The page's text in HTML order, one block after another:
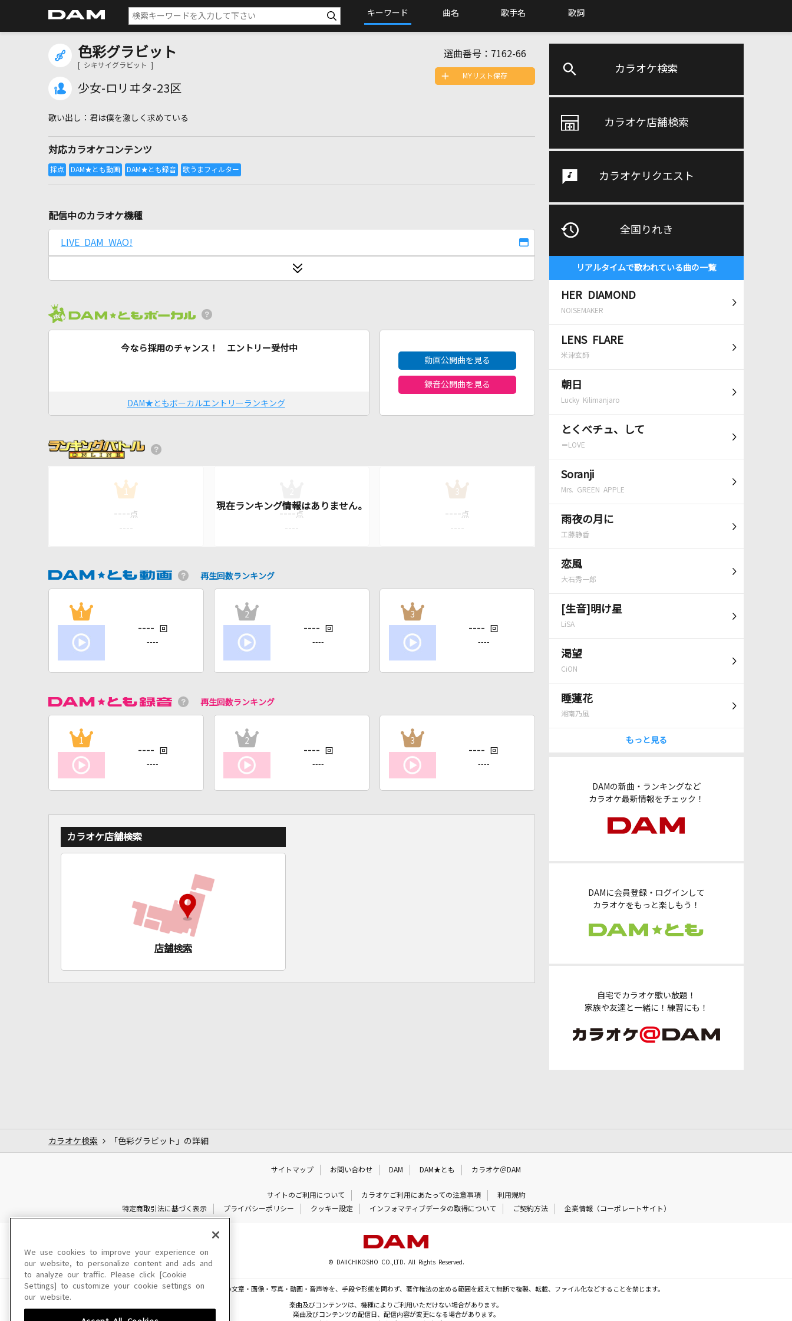
キーワード 曲名 歌手名 歌詞
カラオケ検索
カラオケ店舗検索
カラオケリクエスト
全国りれき
リアルタイムで歌われている曲の一覧
HER DIAMOND
NOISEMAKER
LENS FLARE
米津玄師
朝日
Lucky Kilimanjaro
とくべチュ、して
＝LOVE
Soranji
Mrs. GREEN APPLE
雨夜の月に
工藤静香
恋風
大石秀一郎
[生音]明け星
LiSA
渇望
CiON
睡蓮花
湘南乃風
もっと見る
DAMの新曲・ランキングなど
カラオケ最新情報をチェック！
DAMに会員登録・ログインして
カラオケをもっと楽しもう！
自宅でカラオケ歌い放題！
家族や友達と一緒に！練習にも！
色彩グラビット
[ シキサイグラビット ]
少女-ロリヰタ-23区
選曲番号： 7162-66
君は僕を激しく求めている
対応カラオケコンテンツ
MYリスト保存
配信中のカラオケ機種
LIVE DAM WAO!
今なら採用のチャンス！ エントリー受付中
DAM★ともボーカルエントリーランキング
動画公開曲を見る
録音公開曲を見る
1
---- 点
----
---- 点
----
3
---- 点
----
再生回数ランキング
1
---- 回
----
2
---- 回
----
3
---- 回
----
再生回数ランキング
1
---- 回
----
2
---- 回
----
3
---- 回
----
カラオケ店舗検索
店舗検索
カラオケ検索 「色彩グラビット」の詳細
サイトマップ お問い合わせ DAM DAM★とも カラオケ＠DAM
サイトのご利用について カラオケご利用にあたっての注意事項
利用規約
特定商取引法に基づく表示
プライバシーポリシー クッキー設定 インフォマティブデータの取得について ご契約方法 企業情報（コーポレートサイト）
© DAIICHIKOSHO CO.,LTD. All Rights Reserved.
このサイトに掲載されている一切の文章・画像・写真・動画・音声等を、手段や形態を問わず、著作権法の定める範囲を超えて無断で複製、転載、ファイル化などすることを禁じます。
楽曲及びコンテンツは、機種によりご利用いただけない場合があります。
楽曲及びコンテンツの配信日、配信内容が変更になる場合があります。
We use cookies to improve your experience on
our website, to personalize content and ads and
to analyze our traffic. Please click [Cookie
Settings] to customize your cookie settings on
our website.